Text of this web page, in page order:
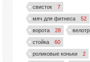
свисток
7
мяч для фитнеса
52
ворота
28
стойка
60
роликовые коньки
2